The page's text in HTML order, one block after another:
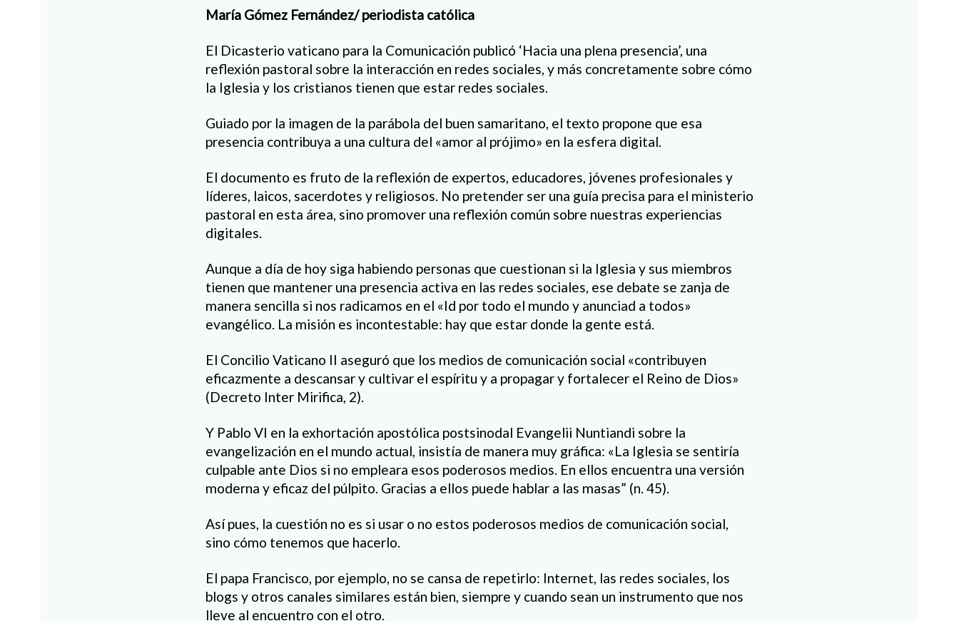
María Gómez Fernández/ periodista católica
El Dicasterio vaticano para la Comunicación publicó ‘Hacia una plena presencia’, una
reflexión pastoral sobre la interacción en redes sociales, y más concretamente sobre cómo
la Iglesia y los cristianos tienen que estar redes sociales.
Guiado por la imagen de la parábola del buen samaritano, el texto propone que esa
presencia contribuya a una cultura del «amor al prójimo» en la esfera digital.
El documento es fruto de la reflexión de expertos, educadores, jóvenes profesionales y
líderes, laicos, sacerdotes y religiosos. No pretender ser una guía precisa para el ministerio
pastoral en esta área, sino promover una reflexión común sobre nuestras experiencias
digitales.
Aunque a día de hoy siga habiendo personas que cuestionan si la Iglesia y sus miembros
tienen que mantener una presencia activa en las redes sociales, ese debate se zanja de
manera sencilla si nos radicamos en el «Id por todo el mundo y anunciad a todos»
evangélico. La misión es incontestable: hay que estar donde la gente está.
El Concilio Vaticano II aseguró que los medios de comunicación social «contribuyen
eficazmente a descansar y cultivar el espíritu y a propagar y fortalecer el Reino de Dios»
(Decreto Inter Mirifica, 2).
Y Pablo VI en la exhortación apostólica postsinodal Evangelii Nuntiandi sobre la
evangelización en el mundo actual, insistía de manera muy gráfica: «La Iglesia se sentiría
culpable ante Dios si no empleara esos poderosos medios. En ellos encuentra una versión
moderna y eficaz del púlpito. Gracias a ellos puede hablar a las masas” (n. 45).
Así pues, la cuestión no es si usar o no estos poderosos medios de comunicación social,
sino cómo tenemos que hacerlo.
El papa Francisco, por ejemplo, no se cansa de repetirlo: Internet, las redes sociales, los
blogs y otros canales similares están bien, siempre y cuando sean un instrumento que nos
lleve al encuentro con el otro.